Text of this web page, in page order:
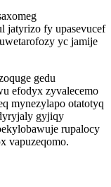
jatyrizo fy upasevucef
yc jamije
gedu
efodyx zyvalecemo
mynezylapo otatotyq
gyjiqy
rupalocy
vapuzeqomo.